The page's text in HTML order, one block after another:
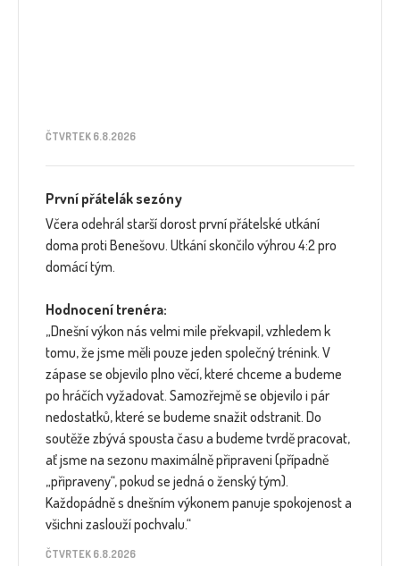
ČTVRTEK 6.8.2026
První přátelák sezóny
Včera odehrál starší dorost první přátelské utkání
doma proti Benešovu. Utkání skončilo výhrou 4:2 pro
domácí tým.
Hodnocení trenéra:
„Dnešní výkon nás velmi mile překvapil, vzhledem k
tomu, že jsme měli pouze jeden společný trénink. V
zápase se objevilo plno věcí, které chceme a budeme
po hráčích vyžadovat. Samozřejmě se objevilo i pár
nedostatků, které se budeme snažit odstranit. Do
soutěže zbývá spousta času a budeme tvrdě pracovat,
ať jsme na sezonu maximálně připraveni (případně
„připraveny“, pokud se jedná o ženský tým).
Každopádně s dnešním výkonem panuje spokojenost a
všichni zaslouží pochvalu.“
ČTVRTEK 6.8.2026